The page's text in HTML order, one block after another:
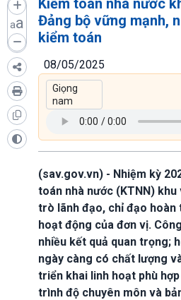
aa
Đảng bộ vững mạnh,
kiểm toán
08/05/2025
(sav.gov.vn) - Nhiệm kỳ
toán nhà nước (KTNN)
trò lãnh đạo, chỉ đạo hoàn
hoạt động của đơn vị.
nhiều kết quả quan trọng;
ngày càng có chất lượng
triển khai linh hoạt phù
trình độ chuyên môn và